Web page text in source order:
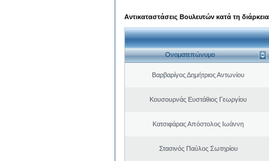
Αντικαταστάσεις Βουλευτών κατά τη
Ονοματεπώνυμο
Βαρβαρίγος Δημήτριος Αντωνίου
Κουσουρνάς Ευστάθιος Γεωργίου
Κατσιφάρας Απόστολος Ιωάννη
Στασινός Παύλος Σωτηρίου